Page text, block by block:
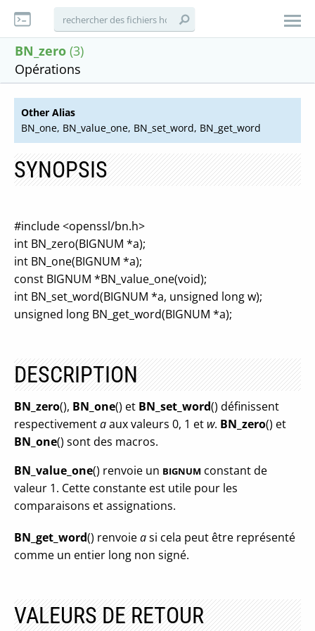
BN_zero (3)
Opérations
Other Alias
BN_one, BN_value_one, BN_set_word, BN_get_word
SYNOPSIS
#include <openssl/bn.h>
int BN_zero(BIGNUM *a);
int BN_one(BIGNUM *a);
const BIGNUM *BN_value_one(void);
int BN_set_word(BIGNUM *a, unsigned long w);
unsigned long BN_get_word(BIGNUM *a);
DESCRIPTION
BN_zero(), BN_one() et BN_set_word() définissent
respectivementaaux valeurs 0, 1 et w. BN_zero() et
BN_one() sont des macros.
BN_value_one() renvoie un BIGNUM constant de
valeur 1. Cette constante est utile pour les
comparaisons et assignations.
BN_get_word() renvoieasi cela peut être représenté
comme un entier long non signé.
VALEURS DE RETOUR